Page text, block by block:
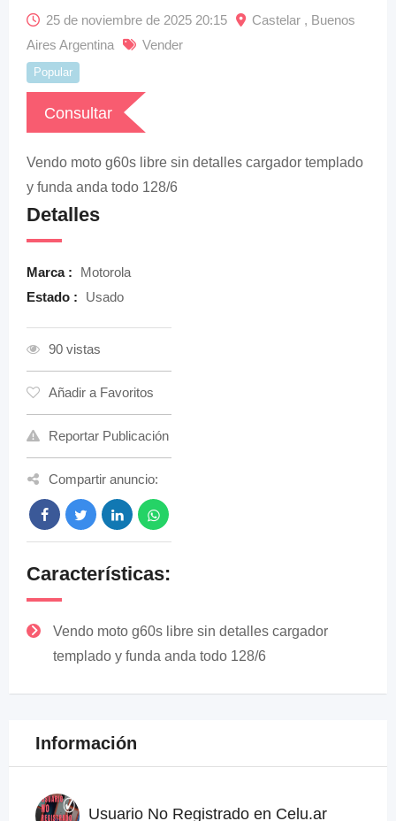
25 de noviembre de 2025 20:15
Castelar , Buenos
Aires Argentina
Vender
Popular
Consultar
Vendo moto g60s libre sin detalles cargador templado
y funda anda todo 128/6
Detalles
Marca :
Motorola
Estado :
Usado
90 vistas
Añadir a Favoritos
Reportar Publicación
Compartir anuncio:
Características:
Vendo moto g60s libre sin detalles cargador
templado y funda anda todo 128/6
Información
Usuario No Registrado en Celu.ar